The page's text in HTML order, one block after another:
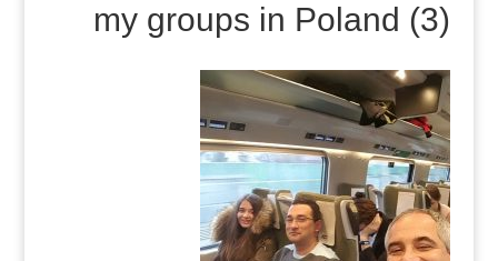
my groups in Poland (3)